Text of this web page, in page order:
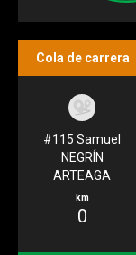
Cola de carrera
#115 Samuel
NEGRÍN
ARTEAGA
km
0